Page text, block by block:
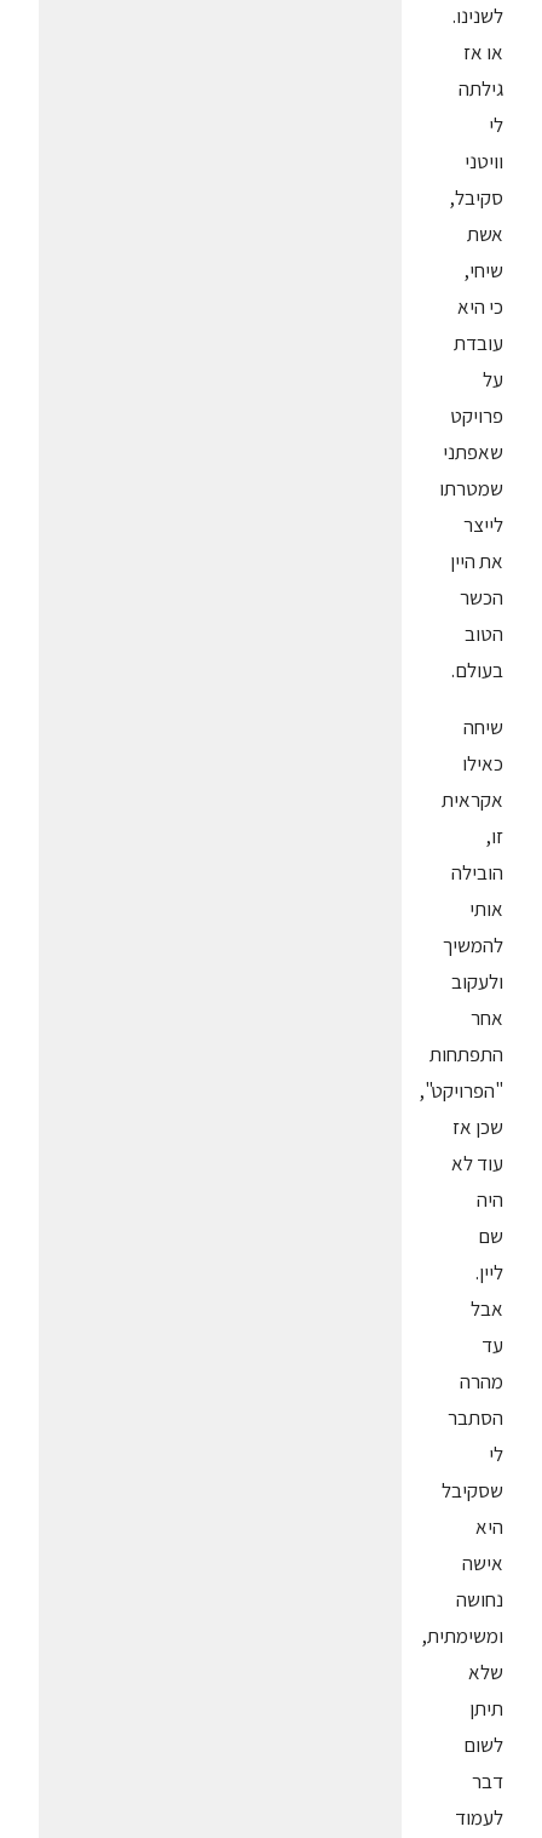
לשנינו.
או אז
גילתה
לי
וויטני
סקיבל,
אשת
שיחי,
כי היא
עובדת
על
פרויקט
שאפתני
שמטרתו
לייצר
את היין
הכשר
הטוב
בעולם.
שיחה
כאילו
אקראית
זו,
הובילה
אותי
להמשיך
ולעקוב
אחר
התפתחות
"הפרויקט",
שכן אז
עוד לא
היה
שם
ליין.
אבל
עד
מהרה
הסתבר
לי
שסקיבל
היא
אישה
נחושה
ומשימתית,
שלא
תיתן
לשום
דבר
לעמוד